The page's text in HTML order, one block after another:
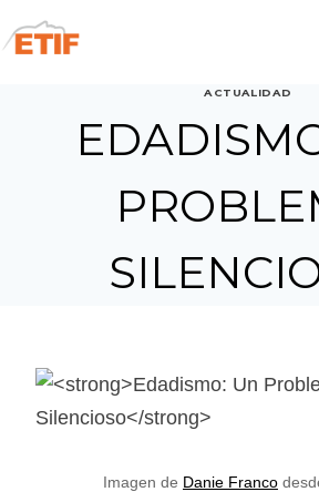
al
contenido
ACTUALIDAD
Imagen de Danie Franco